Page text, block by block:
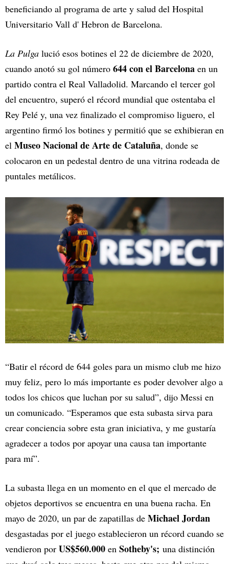
beneficiando al programa de arte y salud del Hospital
Universitario Vall d' Hebron de Barcelona.
La Pulga lució esos botines el 22 de diciembre de 2020,
cuando anotó su gol número 644 con el Barcelona en un
partido contra el Real Valladolid. Marcando el tercer gol
del encuentro, superó el récord mundial que ostentaba el
Rey Pelé y, una vez finalizado el compromiso liguero, el
argentino firmó los botines y permitió que se exhibieran en
el Museo Nacional de Arte de Cataluña, donde se
colocaron en un pedestal dentro de una vitrina rodeada de
puntales metálicos.
“Batir el récord de 644 goles para un mismo club me hizo
muy feliz, pero lo más importante es poder devolver algo a
todos los chicos que luchan por su salud”, dijo Messi en
un comunicado. “Esperamos que esta subasta sirva para
crear conciencia sobre esta gran iniciativa, y me gustaría
agradecer a todos por apoyar una causa tan importante
para mí”.
La subasta llega en un momento en el que el mercado de
objetos deportivos se encuentra en una buena racha. En
mayo de 2020, un par de zapatillas de Michael Jordan
desgastadas por el juego establecieron un récord cuando se
vendieron por US$560.000 en Sotheby's; una distinción